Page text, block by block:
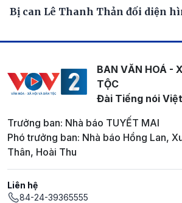
Bị can Lê Thanh Thản đối diện
BAN VĂN HOÁ -
TỘC
Đài Tiếng nói
Trưởng ban: Nhà báo TUYẾT MAI
Phó trưởng ban: Nhà báo Hồng Lan,
Thân, Hoài Thu
Liên hệ
84-24-39365555